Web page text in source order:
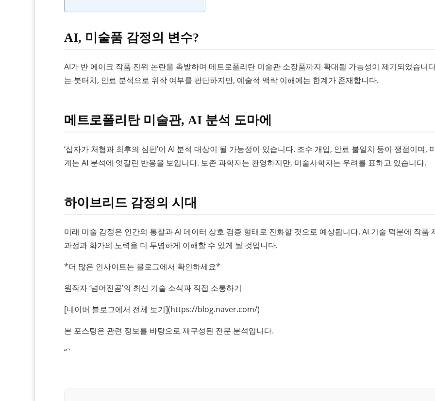
AI, 미술품 감정의 변수?
AI가 반 에이크 작품 진위 논란을 촉발하며 메트로폴리탄 미술관 소장품까지 확대될 가능성이 제기되었습니
는 붓터치, 안료 분석으로 위작 여부를 판단하지만, 예술적 맥락 이해에는 한계가 존재합니다.
메트로폴리탄 미술관, AI 분석 도마에
‘십자가 처형과 최후의 심판’이 AI 분석 대상이 될 가능성이 있습니다. 조수 개입, 안료 불일치 등이 쟁점이며,
계는 AI 분석에 엇갈린 반응을 보입니다. 보존 과학자는 환영하지만, 미술사학자는 우려를 표하고 있습니다.
하이브리드 감정의 시대
미래 미술 감정은 인간의 통찰과 AI 데이터 상호 검증 형태로 진화할 것으로 예상됩니다. AI 기술 덕분에 작품
과정과 화가의 노력을 더 투명하게 이해할 수 있게 될 것입니다.
*더 많은 인사이트는 블로그에서 확인하세요*
원작자 ‘넘어진곰’의 최신 기술 소식과 직접 소통하기
[네이버 블로그에서 전체 보기](https://blog.naver.com/)
본 포스팅은 관련 정보를 바탕으로 재구성된 전문 분석입니다.
“`